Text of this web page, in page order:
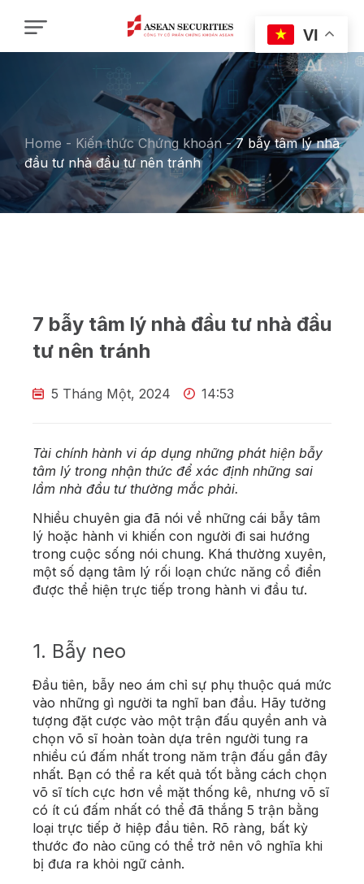
Home - Kiến thức Chứng khoán -7 bẫy tâm lý nhà
đầu tư nhà đầu tư nên tránh
7 bẫy tâm lý nhà đầu tư nhà đầu
tư nên tránh
5 Tháng Một, 2024 14:53
Tài chính hành vi áp dụng những phát hiện bẫy
tâm lý trong nhận thức để xác định những sai
lầm nhà đầu tư thường mắc phải.
Nhiều chuyên gia đã nói về những cái bẫy tâm
lý hoặc hành vi khiến con người đi sai hướng
trong cuộc sống nói chung. Khá thường xuyên,
một số dạng tâm lý rối loạn chức năng cổ điển
được thể hiện trực tiếp trong hành vi đầu tư.
1. Bẫy neo
Đầu tiên, bẫy neo ám chỉ sự phụ thuộc quá mức
vào những gì người ta nghĩ ban đầu. Hãy tưởng
tượng đặt cược vào một trận đấu quyền anh và
chọn võ sĩ hoàn toàn dựa trên người tung ra
nhiều cú đấm nhất trong năm trận đấu gần đây
nhất. Bạn có thể ra kết quả tốt bằng cách chọn
võ sĩ tích cực hơn về mặt thống kê, nhưng võ sĩ
có ít cú đấm nhất có thể đã thắng 5 trận bằng
loại trực tiếp ở hiệp đầu tiên. Rõ ràng, bất kỳ
thước đo nào cũng có thể trở nên vô nghĩa khi
bị đưa ra khỏi ngữ cảnh.
VI